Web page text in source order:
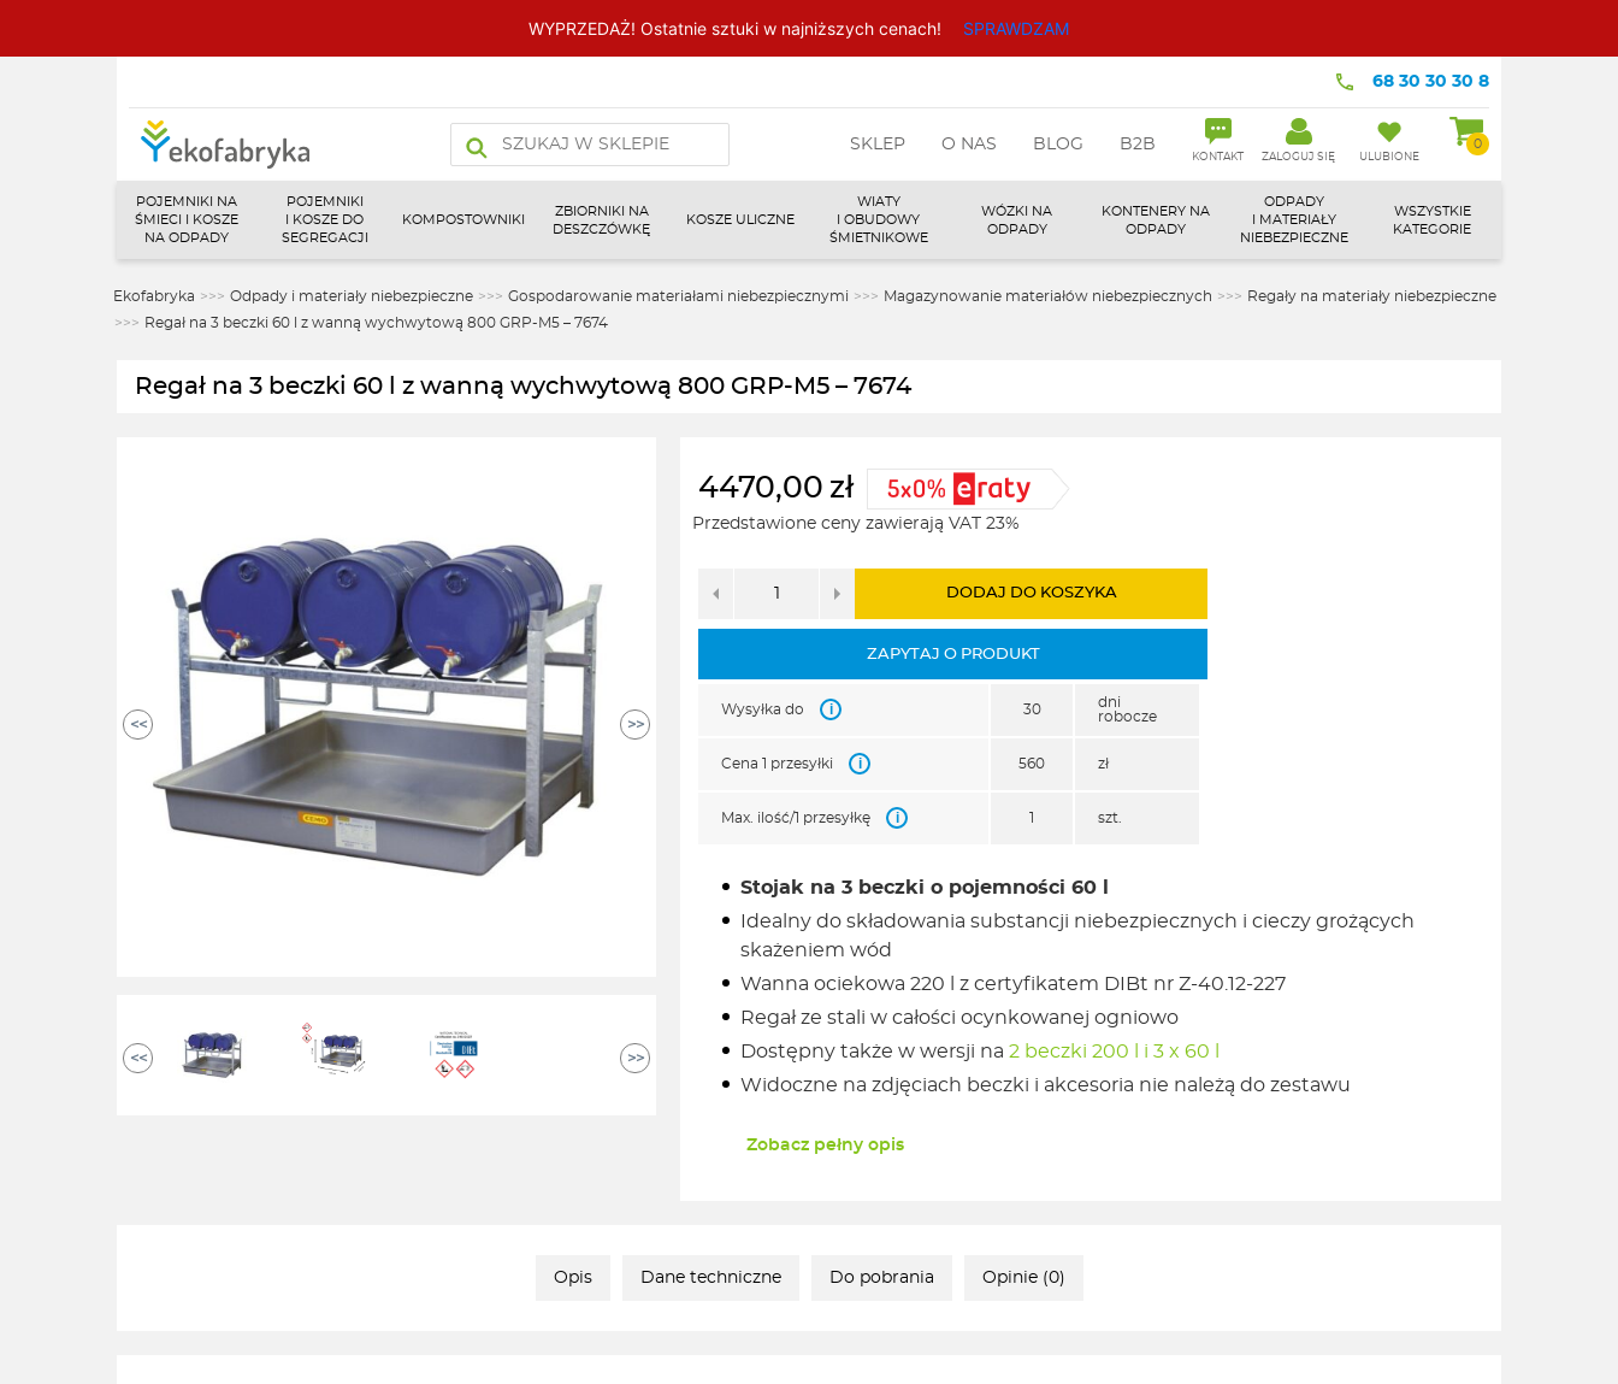
WYPRZEDAŻ! Ostatnie sztuki w najniższych cenach! SPRAWDZAM
68 30 30 30 8
produktów
SKLEP O NAS BLOG B2B
KONTAKT ZALOGUJ SIĘ ULUBIONE
0
POJEMNIKI NA
ŚMIECI I KOSZE
NA ODPADY
POJEMNIKI
I KOSZE DO
SEGREGACJI
KOMPOSTOWNIKI
ZBIORNIKI NA
DESZCZÓWKĘ
KOSZE ULICZNE
WIATY
I OBUDOWY
ŚMIETNIKOWE
WÓZKI NA
ODPADY
KONTENERY NA
ODPADY
ODPADY
I MATERIAŁY
NIEBEZPIECZNE
WSZYSTKIE
KATEGORIE
Ekofabryka >>> Odpady i materiały niebezpieczne >>> Gospodarowanie materiałami niebezpiecznymi >>> Magazynowanie materiałów niebezpiecznych >>> Regały na materiały niebezpieczne
>>> Regał na 3 beczki 60 l z wanną wychwytową 800 GRP-M5 – 7674
Regał na 3 beczki 60 l z wanną wychwytową 800 GRP-M5 – 7674
<< >>
<< >>
4470,00 zł
Przedstawione ceny zawierają VAT 23%
DODAJ DO KOSZYKA
ZAPYTAJ O PRODUKT
Wysyłka do i 30
dni
robocze
Cena 1 przesyłki i 560 zł
Max. ilość/1 przesyłkę i szt.
Stojak na 3 beczki o pojemności 60 l
Idealny do składowania substancji niebezpiecznych i cieczy grożących
skażeniem wód
Wanna ociekowa 220 l z certyfikatem DIBt nr Z-40.12-227
Regał ze stali w całości ocynkowanej ogniowo
Dostępny także w wersji na 2 beczki 200 l i 3 x 60 l
Widoczne na zdjęciach beczki i akcesoria nie należą do zestawu
Zobacz pełny opis
Opis Dane techniczne Do pobrania Opinie (0)